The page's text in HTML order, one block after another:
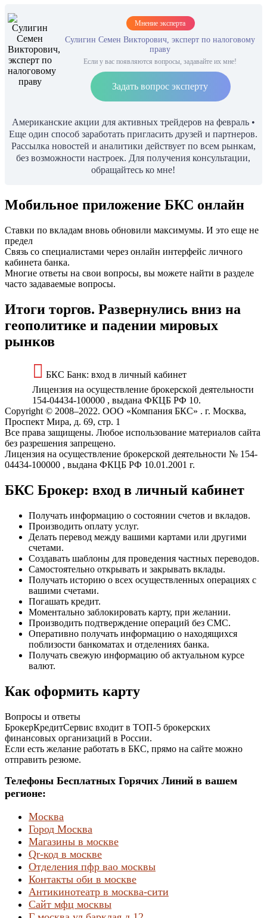
Мнение эксперта
Сулигин Семен Викторович, эксперт по налоговому
праву
Если у вас появляются вопросы, задавайте их мне!
Задать вопрос эксперту
Американские акции для активных трейдеров на февраль •
Еще один способ заработать пригласить друзей и партнеров.
Рассылка новостей и аналитики действует по всем рынкам,
без возможности настроек. Для получения консультации,
обращайтесь ко мне!
Мобильное приложение БКС онлайн
Ставки по вкладам вновь обновили максимумы. И это еще не
предел
Связь со специалистами через онлайн интерфейс личного
кабинета банка.
Многие ответы на свои вопросы, вы можете найти в разделе
часто задаваемые вопросы.
Итоги торгов. Развернулись вниз на
геополитике и падении мировых
рынков
БКС Банк: вход в личный кабинет
Лицензия на осуществление брокерской деятельности
154-04434-100000 , выдана ФКЦБ РФ 10.
Copyright © 2008–2022. ООО «Компания БКС» . г. Москва,
Проспект Мира, д. 69, стр. 1
Все права защищены. Любое использование материалов сайта
без разрешения запрещено.
Лицензия на осуществление брокерской деятельности № 154-
04434-100000 , выдана ФКЦБ РФ 10.01.2001 г.
БКС Брокер: вход в личный кабинет
Получать информацию о состоянии счетов и вкладов.
Производить оплату услуг.
Делать перевод между вашими картами или другими
счетами.
Создавать шаблоны для проведения частных переводов.
Самостоятельно открывать и закрывать вклады.
Получать историю о всех осуществленных операциях с
вашими счетами.
Погашать кредит.
Моментально заблокировать карту, при желании.
Производить подтверждение операций без СМС.
Оперативно получать информацию о находящихся
поблизости банкоматах и отделениях банка.
Получать свежую информацию об актуальном курсе
валют.
Как оформить карту
Вопросы и ответы
БрокерКредитСервис входит в ТОП-5 брокерских
финансовых организаций в России.
Если есть желание работать в БКС, прямо на сайте можно
отправить резюме.
Телефоны Бесплатных Горячих Линий в вашем
регионе:
Москва
Город Москва
Магазины в москве
Qr-код в москве
Отделения пфр вао москвы
Контакты оби в москве
Антикинотеатр в москва-сити
Сайт мфц москвы